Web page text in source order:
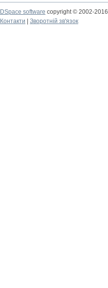
DSpace software copyright © 2002-2016
Контакти
Зворотній зв'язок